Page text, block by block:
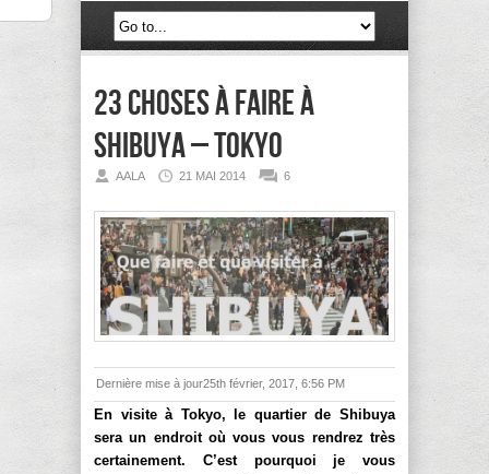
23 choses à faire à
Shibuya – Tokyo
AALA 21 MAI 2014 6
Dernière mise à jour25th février, 2017, 6:56 PM
En visite à Tokyo, le quartier de Shibuya
sera un endroit où vous vous rendrez très
certainement. C’est pourquoi je vous